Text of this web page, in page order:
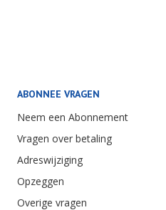
ABONNEE VRAGEN
Neem een Abonnement
Vragen over betaling
Adreswijziging
Opzeggen
Overige vragen